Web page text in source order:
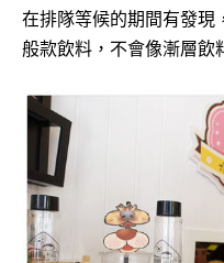
在排隊等候的期間有發現
般款飲料，不會像漸層飲